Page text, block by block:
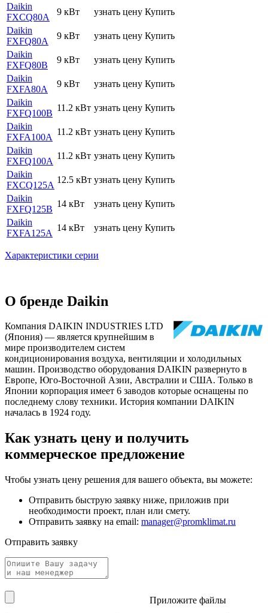
Daikin
FXCQ80A
9 кВт узнать цену Купить
Daikin
FXFQ80A
9 кВт узнать цену Купить
Daikin
FXFQ80B
9 кВт узнать цену Купить
Daikin
FXFA80A
9 кВт узнать цену Купить
Daikin
FXFQ100B
11.2 кВт узнать цену Купить
Daikin
FXFA100A
11.2 кВт узнать цену Купить
Daikin
FXFQ100A
11.2 кВт узнать цену Купить
Daikin
FXCQ125A
12.5 кВт узнать цену Купить
Daikin
FXFQ125B
14 кВт узнать цену Купить
Daikin
FXFA125A
14 кВт узнать цену Купить
Характеристики серии
О бренде Daikin
Компания DAIKIN INDUSTRIES LTD
(Япония) — является крупнейшим в
мире производителем систем
кондиционирования воздуха, вентиляции и холодильных
машин. Производство оборудования DAIKIN развернуто в
Европе, Юго-Восточной Азии, Австралии и США. Только в
Японии корпорация имеет 6 заводов которые оснащены по
последнему слову техники. История компании DAIKIN
началась в 1924 году.
Как узнать цену и получить
коммерческое предложение
Чтобы узнать цену решения для вашего объекта, вы можете:
Отправить быструю заявку ниже, приложив при
необходимости проект, план или смету.
Отправить заявку на email: manager@promklimat.ru
Отправить заявку
Приложите файлы